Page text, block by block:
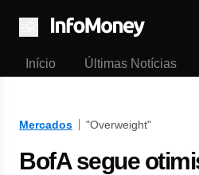
Menu
Início Últimas Notícias
Mercados "Overweight"
BofA segue